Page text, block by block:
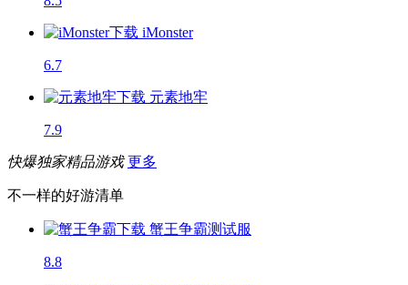
iMonster
6.7
元素地牢
7.9
快爆独家精品游戏 更多
不一样的好游清单
蟹王争霸测试服
8.8